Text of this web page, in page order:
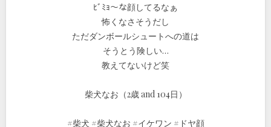
ﾋﾞﾐｮ〜な顔してるなぁ
怖くなさそうだし
ただダンボールシュートへの道は
そうとう険しい…
教えてないけど笑
柴犬なお（2歳 and 104日）
#柴犬 #柴犬なお #イケワン #ドヤ顔